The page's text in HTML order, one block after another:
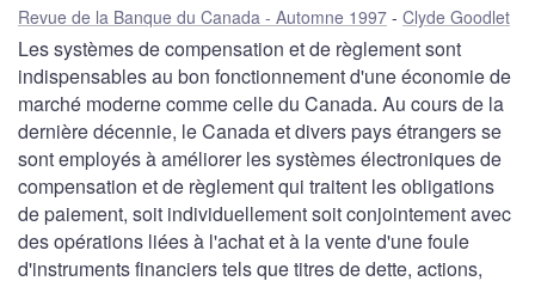
Revue de la Banque du Canada - Automne 1997 Clyde Goodlet
Les systèmes de compensation et de règlement sont
indispensables au bon fonctionnement d'une économie de
marché moderne comme celle du Canada. Au cours de la
dernière décennie, le Canada et divers pays étrangers se
sont employés à améliorer les systèmes électroniques de
compensation et de règlement qui traitent les obligations
de paiement, soit individuellement soit conjointement avec
des opérations liées à l'achat et à la vente d'une foule
d'instruments financiers tels que titres de dette, actions,